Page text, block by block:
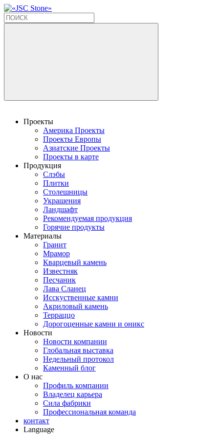
Проекты
Америка Проекты
Проекты Европы
Азиатские Проекты
Проекты в карте
Продукция
Слэбы
Плитки
Столешницы
Украшения
Ландшафт
Рекомендуемая продукция
Горячие продукты
Материалы
Гранит
Мрамор
Кварцевый камень
Известняк
Песчаник
Лава Сланец
Исскуственные камни
Акриловый камень
Терраццо
Дорогоценные камни и оникс
Новости
Новости компании
Глобальная выставка
Недельный протокол
Каменный блог
О нас
Профиль компании
Владелец карьера
Сила фабрики
Профессиональная команда
контакт
Language